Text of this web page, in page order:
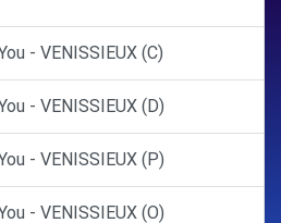
- VENISSIEUX (C)
- VENISSIEUX (D)
- VENISSIEUX (P)
- VENISSIEUX (O)